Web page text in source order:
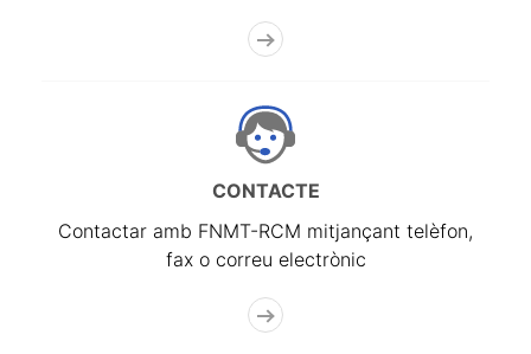
CONTACTE
Contactar amb FNMT-RCM mitjançant telèfon,
fax o correu electrònic